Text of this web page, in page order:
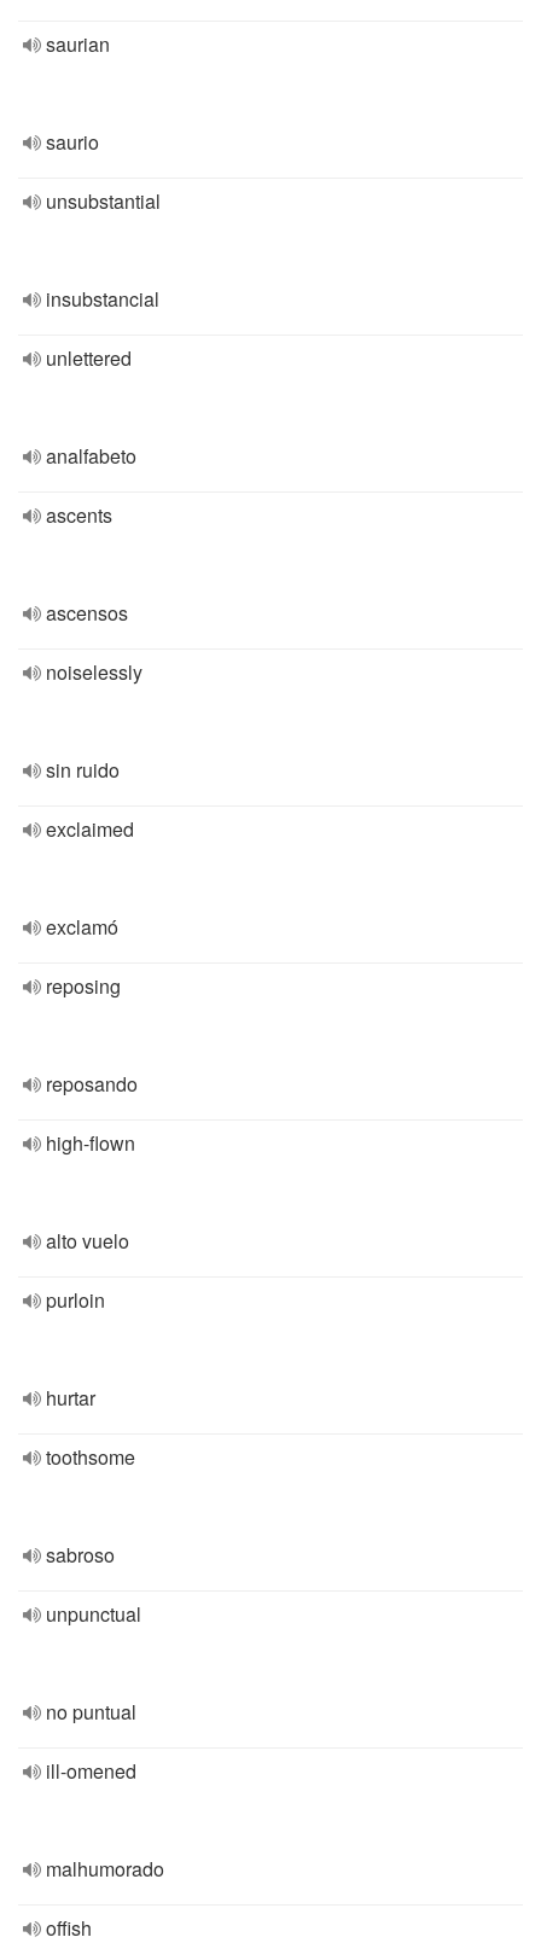
saurian
saurio
unsubstantial
insubstancial
unlettered
analfabeto
ascents
ascensos
noiselessly
sin ruido
exclaimed
exclamó
reposing
reposando
high-flown
alto vuelo
purloin
hurtar
toothsome
sabroso
unpunctual
no puntual
ill-omened
malhumorado
offish